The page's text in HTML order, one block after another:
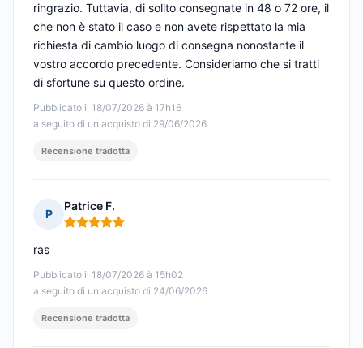
Pubblicato il 18/07/2026 à 17h16
a seguito di un acquisto di 29/06/2026
ringrazio. Tuttavia, di solito consegnate in 48 o 72 ore, il
che non è stato il caso e non avete rispettato la mia
richiesta di cambio luogo di consegna nonostante il
vostro accordo precedente. Consideriamo che si tratti
di sfortune su questo ordine.
Recensione tradotta
P
Patrice F.
Nota: 5 su 5
Pubblicato il 18/07/2026 à 15h02
a seguito di un acquisto di 24/06/2026
ras
Recensione tradotta